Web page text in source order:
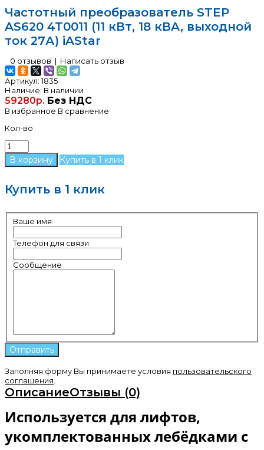
Частотный преобразователь STEP
AS620 4T0011 (11 кВт, 18 кВA, выходной
ток 27А) iAStar
0 отзывов | Написать отзыв
Артикул:1835
Наличие: В наличии
59280р. Без НДС
В избранное В сравнение
Кол-во
Купить в 1 клик
Купить в 1 клик
Ваше имя
Телефон для связи
Сообщение
Заполняя форму Вы принимаете условия пользовательского
соглашения
ОписаниеОтзывы (0)
Используется для лифтов,
укомплектованных лебёдками с